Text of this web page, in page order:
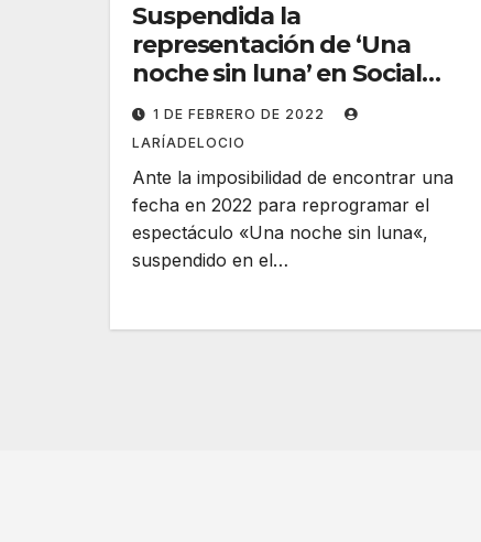
Suspendida la
representación de ‘Una
noche sin luna’ en Social
Antzokia
1 DE FEBRERO DE 2022
LARÍADELOCIO
Ante la imposibilidad de encontrar una
fecha en 2022 para reprogramar el
espectáculo «Una noche sin luna«,
suspendido en el…